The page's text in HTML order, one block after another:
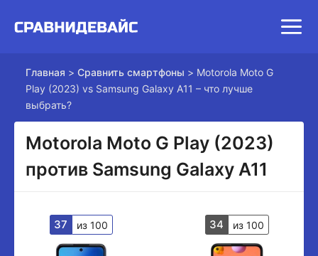
Главная > Сравнить смартфоны > Motorola Moto G
Play (2023) vs Samsung Galaxy A11 – что лучше
выбрать?
Motorola Moto G Play (2023)
против Samsung Galaxy A11
37 из 100 34 из 100